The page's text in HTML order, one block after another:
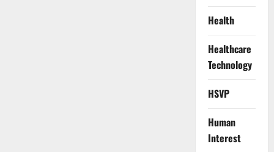
Health
Healthcare
Technology
HSVP
Human
Interest